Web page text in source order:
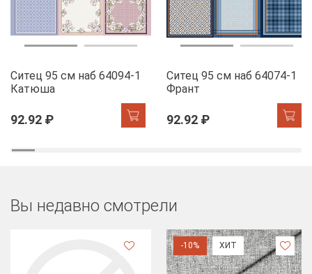
Ситец 95 см наб 64094-1
Катюша
92.92 ₽
Ситец 95 см наб 64074-1
Франт
92.92 ₽
Вы недавно смотрели
-10% ХИТ